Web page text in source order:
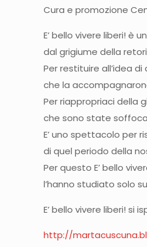
Cura e promozione
E’ bello vivere liberi! è
dal grigiume della
Per restituire all’idea
che la
Per riappropriaci della
che sono state
E’ uno spettacolo per
di quel periodo della
Per questo E’ bello
l’hanno studiato solo
E’ bello vivere liberi! si
http://